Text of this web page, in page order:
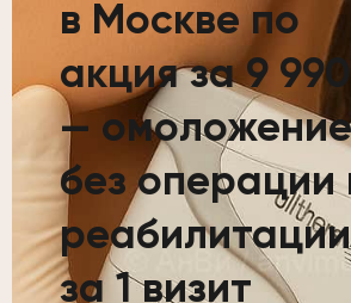
в Москве по
акция за 9
— омоложение
без операции
реабилитации
за 1 визит